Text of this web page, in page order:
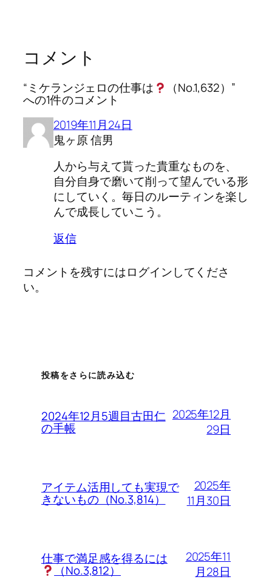
コメント
“ミケランジェロの仕事は （No.1,632）”
への1件のコメント
2019年11月24日
鬼ヶ原 信男
人から与えて貰った貴重なものを、
自分自身で磨いて削って望んでいる形
にしていく。毎日のルーティンを楽し
んで成長していこう。
返信
コメントを残すにはログインしてくださ
い。
投稿をさらに読み込む
2024年12月5週目古田仁
の手帳
2025年12月
29日
アイテム活用しても実現で
きないもの（No.3,814）
2025年
11月30日
仕事で満足感を得るには
（No.3,812）
2025年11
月28日